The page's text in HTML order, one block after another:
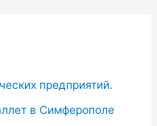
предприятий.
в Симферополе